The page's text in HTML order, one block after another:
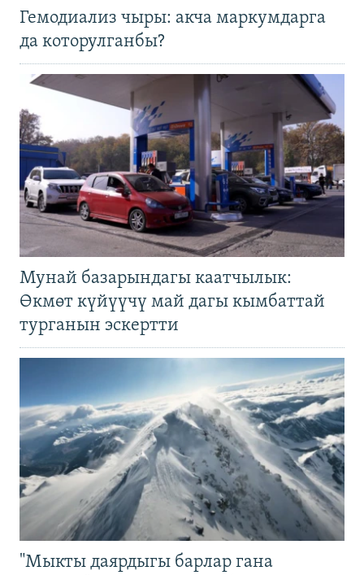
Гемодиализ чыры: акча маркумдарга
да которулганбы?
Мунай базарындагы каатчылык:
Өкмөт күйүүчү май дагы кымбаттай
турганын эскертти
"Мыкты даярдыгы барлар гана